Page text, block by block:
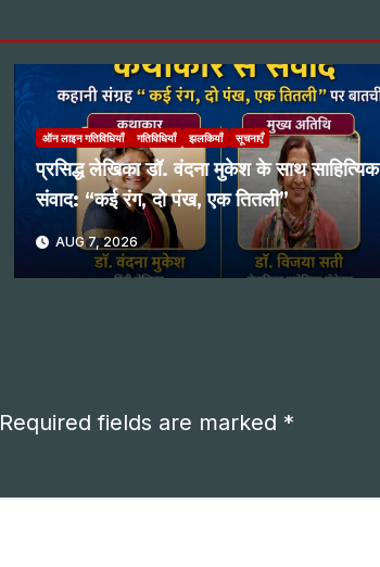
ऑन लाइन गतिविधियाँ गतिविधियाँ झलकियाँ सूचनाएँ
प्रसिद्ध लेखिका डॉ. वंदना मुकेश के साथ साहित्यिक
संवाद: “कई रंग, दो पंख, एक तितली”
AUG 7, 2026
Required fields are marked *